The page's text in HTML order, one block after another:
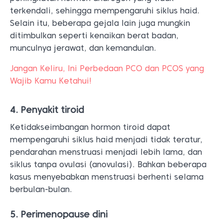
terkendali, sehingga mempengaruhi siklus haid.
Selain itu, beberapa gejala lain juga mungkin
ditimbulkan seperti kenaikan berat badan,
munculnya jerawat, dan kemandulan.
Jangan Keliru, Ini Perbedaan PCO dan PCOS yang
Wajib Kamu Ketahui!
4. Penyakit tiroid
Ketidakseimbangan hormon tiroid dapat
mempengaruhi siklus haid menjadi tidak teratur,
pendarahan menstruasi menjadi lebih lama, dan
siklus tanpa ovulasi (anovulasi). Bahkan beberapa
kasus menyebabkan menstruasi berhenti selama
berbulan-bulan.
5. Perimenopause dini